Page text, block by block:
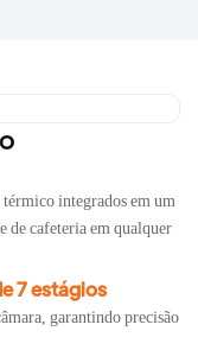
integrados em um
de cafeteria em qualquer
7 estágios
garantindo precisão